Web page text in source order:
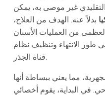
غير موصى به، يمكن
بدلاً عنه. الهدف من العلاج،
من العمليات الأسنان
طور الانتهاء وتنظيف نظام
قناة الجذر.
مما يعني ببساطة أنها
في البداية، يقوم أخصائي